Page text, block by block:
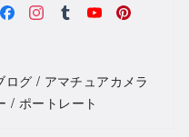
グ / アマチュアカメラ
/ ポートレート